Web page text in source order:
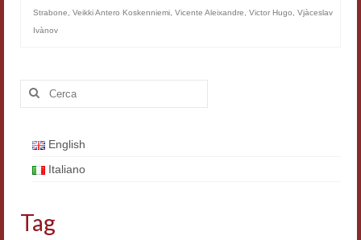
Strabone
Veikki Antero Koskenniemi Vicente Aleixandre Victor Hugo
Vjàceslav
Ivànov
Cerca:
English
Italiano
Tag